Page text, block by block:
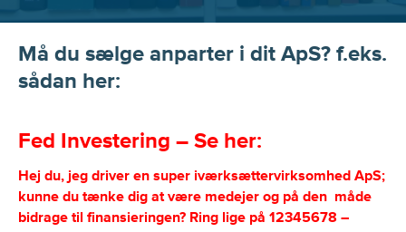
Må du sælge anparter i dit ApS? f.eks.
sådan her:
Fed Investering – Se her:
Hej du, jeg driver en super iværksættervirksomhed ApS;
kunne du tænke dig at være medejer og på den måde
bidrage til finansieringen? Ring lige på 12345678 –